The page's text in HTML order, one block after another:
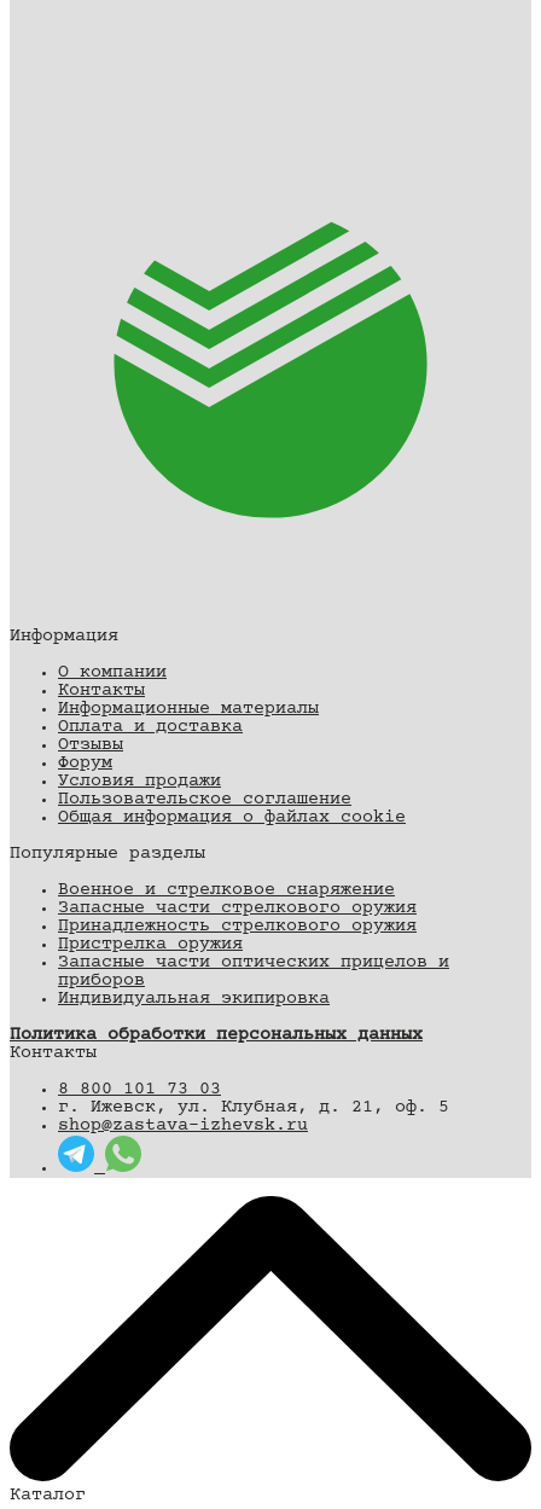
Информация
О компании
Контакты
Информационные материалы
Оплата и доставка
Отзывы
Форум
Условия продажи
Пользовательское соглашение
Общая информация о файлах cookie
Популярные разделы
Военное и стрелковое снаряжение
Запасные части стрелкового оружия
Принадлежность стрелкового оружия
Пристрелка оружия
Запасные части оптических прицелов и
приборов
Индивидуальная экипировка
Политика обработки персональных данных
Контакты
8 800 101 73 03
г. Ижевск, ул. Клубная, д. 21, оф. 5
shop@zastava-izhevsk.ru
Каталог